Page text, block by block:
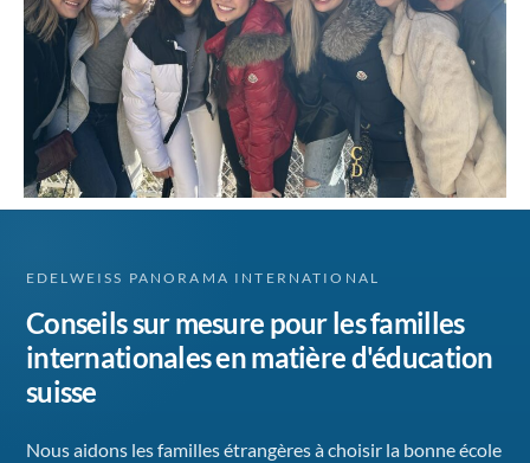
EDELWEISS PANORAMA INTERNATIONAL
Conseils sur mesure pour les familles
internationales en matière d'éducation
suisse
Nous aidons les familles étrangères à choisir la bonne école